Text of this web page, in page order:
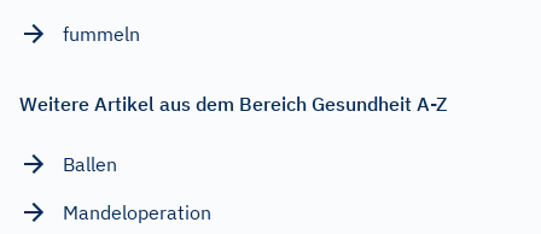
fummeln
Weitere Artikel aus dem Bereich Gesundheit A-Z
Ballen
Mandeloperation